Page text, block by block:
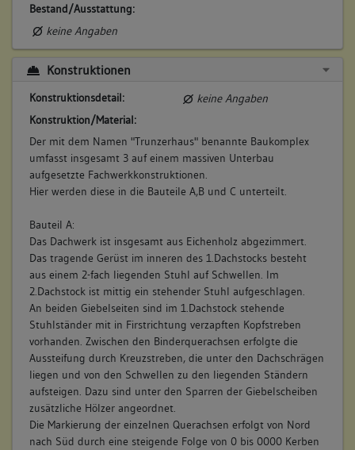
Bestand/Ausstattung:
keine Angaben
Konstruktionen
Konstruktionsdetail:
keine Angaben
Konstruktion/Material:
Der mit dem Namen "Trunzerhaus" benannte Baukomplex
umfasst insgesamt 3 auf einem massiven Unterbau
aufgesetzte Fachwerkkonstruktionen.
Hier werden diese in die Bauteile A,B und C unterteilt.
Bauteil A:
Das Dachwerk ist insgesamt aus Eichenholz abgezimmert.
Das tragende Gerüst im inneren des 1.Dachstocks besteht
aus einem 2-fach liegenden Stuhl auf Schwellen. Im
2.Dachstock ist mittig ein stehender Stuhl aufgeschlagen.
An beiden Giebelseiten sind im 1.Dachstock stehende
Stuhlständer mit in Firstrichtung verzapften Kopfstreben
vorhanden. Zwischen den Binderquerachsen erfolgte die
Aussteifung durch Kreuzstreben, die unter den Dachschrägen
liegen und von den Schwellen zu den liegenden Ständern
aufsteigen. Dazu sind unter den Sparren der Giebelscheiben
zusätzliche Hölzer angeordnet.
Die Markierung der einzelnen Querachsen erfolgt von Nord
nach Süd durch eine steigende Folge von 0 bis 0000 Kerben